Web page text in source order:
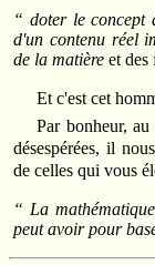
“ doter le concept
d'un contenu réel
de la matièreet des
Et c'est cet
Par bonheur,
désespérées, il
de celles qui vous
“ La
peut avoir pour